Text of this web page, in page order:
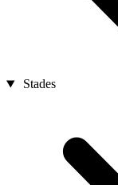
Stades